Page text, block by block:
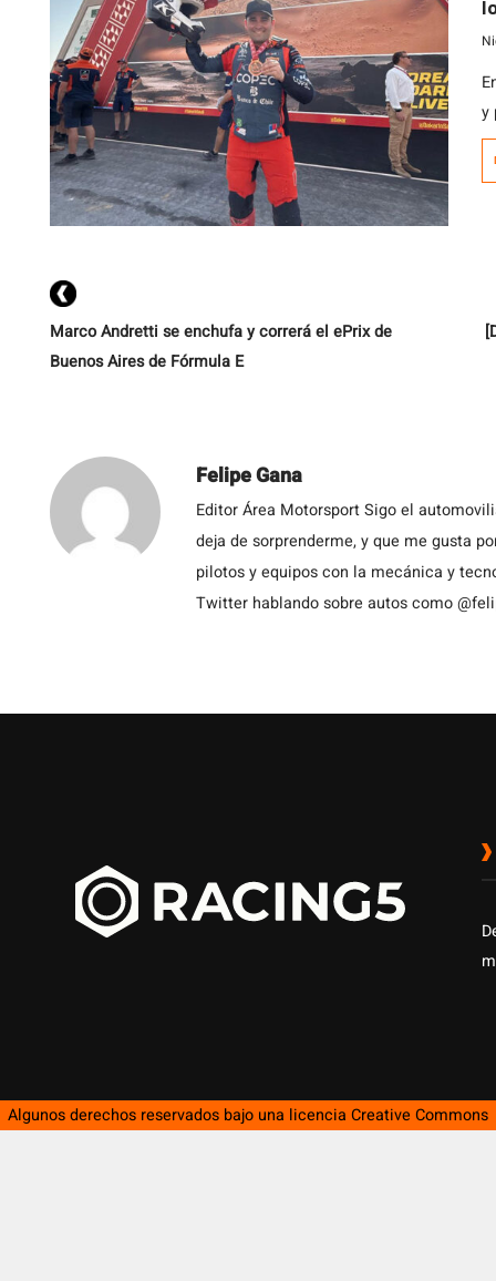
y
Marco Andretti se enchufa y correrá el ePrix de
Buenos Aires de Fórmula E
Felipe Gana
Editor Área Motorsport Sigo el
deja de sorprenderme, y que me gusta
pilotos y equipos con la mecánica y
Twitter hablando sobre autos como
Algunos derechos reservados bajo una licencia Creative Commons